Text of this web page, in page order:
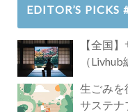
EDITOR’S PICKS
【全国
（
生ごみを
サステナ